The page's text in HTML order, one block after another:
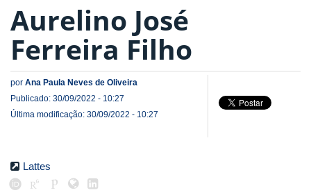
Aurelino José
Ferreira Filho
por Ana Paula Neves de Oliveira
Publicado: 30/09/2022 - 10:27
Última modificação: 30/09/2022 - 10:27
Lattes